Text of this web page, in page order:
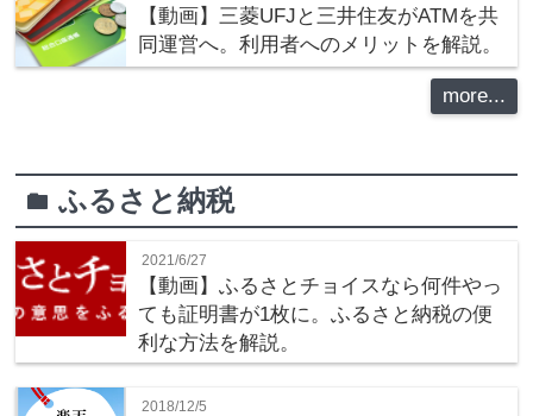
【動画】三菱UFJと三井住友がATMを共
同運営へ。利用者へのメリットを解説。
more...
folderふるさと納税
2021/6/27
【動画】ふるさとチョイスなら何件やっ
ても証明書が1枚に。ふるさと納税の便
利な方法を解説。
2018/12/5